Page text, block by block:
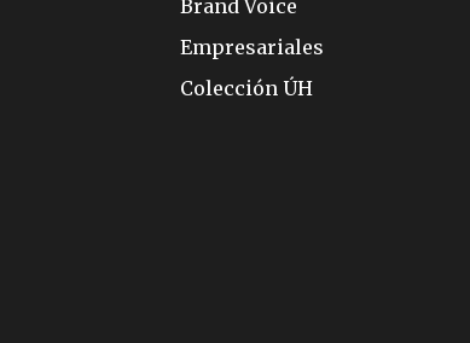
Brand Voice
Empresariales
Colección ÚH